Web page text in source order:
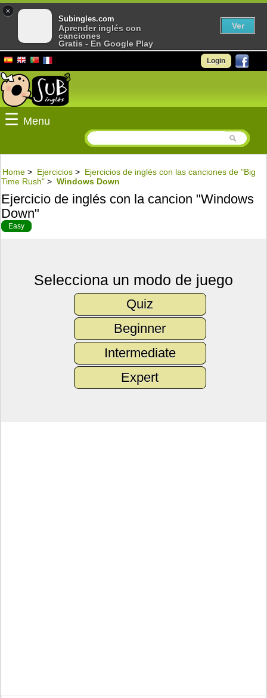
Login
☰ Menu
Home > Ejercicios > Ejercicios de inglés con las canciones de "Big
Time Rush" > Windows Down
Ejercicio de inglés con la cancion "Windows
Down"
Easy
Selecciona un modo de juego
Quiz
Beginner
Intermediate
Expert
×
Subingles.com
Aprender inglés con
canciones
Gratis - En Google Play
Ver